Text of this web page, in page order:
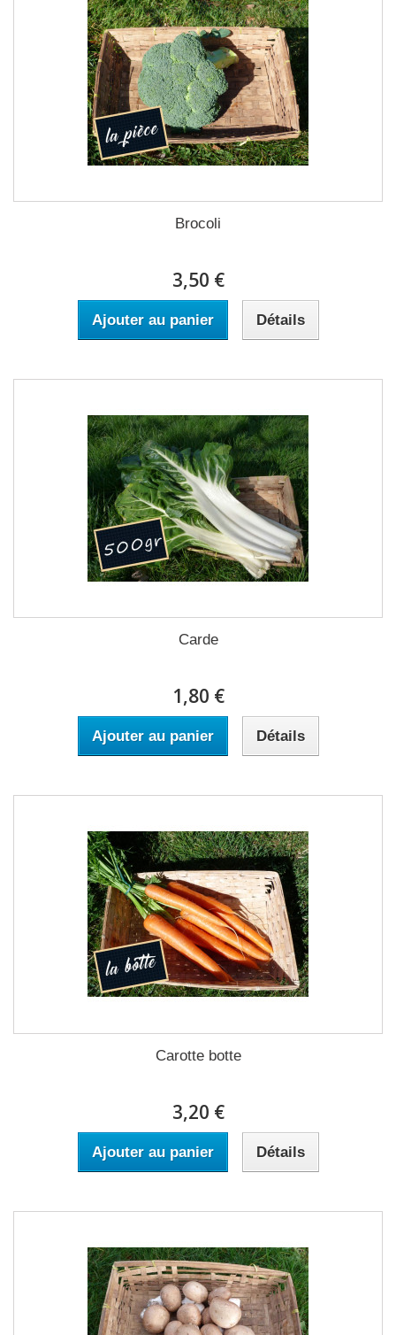
Brocoli
3,50 €
Ajouter au panier Détails
Carde
1,80 €
Ajouter au panier Détails
Carotte botte
3,20 €
Ajouter au panier Détails